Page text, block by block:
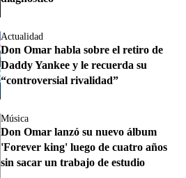
Actualidad
Don Omar habla sobre el retiro de
Daddy Yankee y le recuerda su
“controversial rivalidad”
Música
Don Omar lanzó su nuevo álbum
'Forever king' luego de cuatro años
sin sacar un trabajo de estudio